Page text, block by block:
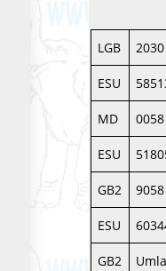
LGB 2030
ESU
MD 0058
ESU
GB2 9058
ESU
GB2